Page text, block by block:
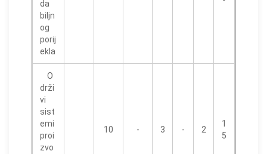
da
biljn
og
porij
ekla
O
drži
vi
sist
emi
proi
zvo
10 - 3 - 2
1
5